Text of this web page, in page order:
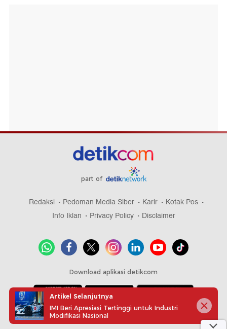
part of
Redaksi Pedoman Media Siber Karir
Kotak Pos
Info Iklan
Privacy Policy Disclaimer
Download aplikasi detikcom
Copyright @ 2026 detikcom, All right reserved
Artikel Selanjutnya
IMI Beri Apresiasi Tertinggi untuk Industri
Modifikasi Nasional